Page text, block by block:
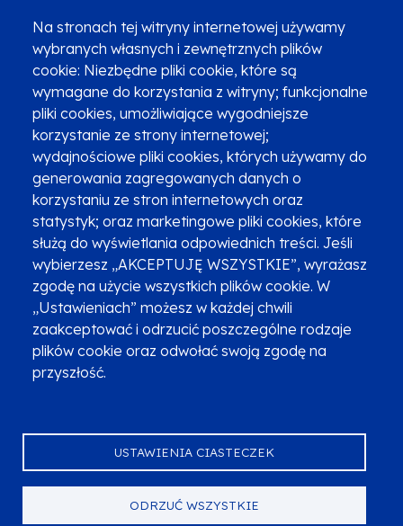
Na stronach tej witryny internetowej używamy
wybranych własnych i zewnętrznych plików
cookie: Niezbędne pliki cookie, które są
wymagane do korzystania z witryny; funkcjonalne
pliki cookies, umożliwiające wygodniejsze
korzystanie ze strony internetowej;
wydajnościowe pliki cookies, których używamy do
generowania zagregowanych danych o
korzystaniu ze stron internetowych oraz
statystyk; oraz marketingowe pliki cookies, które
służą do wyświetlania odpowiednich treści. Jeśli
wybierzesz „AKCEPTUJĘ WSZYSTKIE”, wyrażasz
zgodę na użycie wszystkich plików cookie. W
„Ustawieniach” możesz w każdej chwili
zaakceptować i odrzucić poszczególne rodzaje
plików cookie oraz odwołać swoją zgodę na
przyszłość.
USTAWIENIA CIASTECZEK
ODRZUĆ WSZYSTKIE
Zgłoszenia podejrzenia niezgodności z KPP i KPON
Newsletter
Fundusze SMS-em
Najczęściej zadawane pytania
Promocja projektu
Zobacz inne programy
Poznaj Fundusze 2014-2020
Deklaracja dostępności
Polityka prywatności
Przetwarzanie danych osobowych
Zgłoś błąd Mapa strony
Serwis dofinansowany przez Unię Europejską z programu Fundusze